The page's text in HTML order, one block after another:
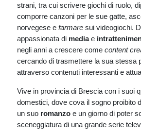
strani, tra cui scrivere giochi di ruolo,
comporre canzoni per le sue gatte,
norvegese e farmare sui videogiochi.
appassionata di mediae
negli anni a crescere come content
cercando di trasmettere la sua stessa
attraverso contenuti interessanti e
Vive in provincia di Brescia con i suoi
domestici, dove cova il sogno proibito
un suo romanzo e un giorno di poter
sceneggiatura di una grande serie